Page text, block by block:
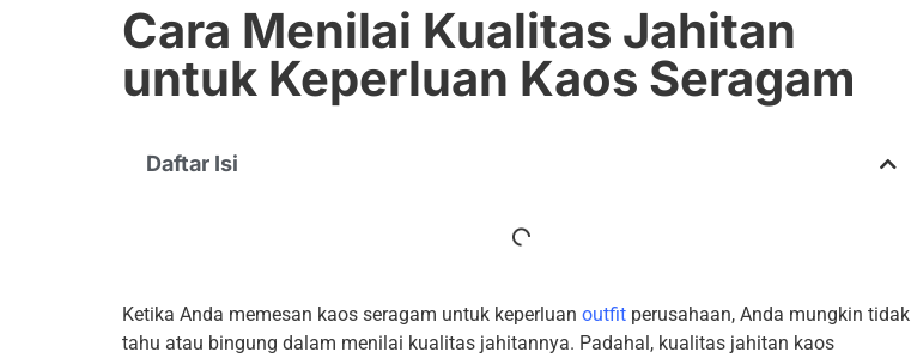
Cara Menilai Kualitas Jahitan
untuk Keperluan Kaos Seragam
Daftar Isi
Ketika Anda memesan kaos seragam untuk keperluan outfit perusahaan, Anda mungkin tidak
tahu atau bingung dalam menilai kualitas jahitannya. Padahal, kualitas jahitan kaos